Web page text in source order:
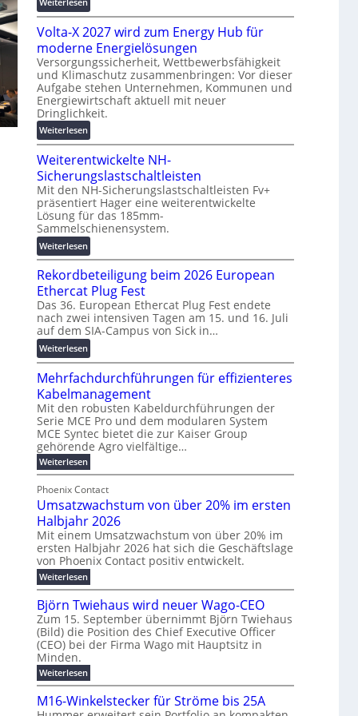
g
s
l
ö
s
u
n
g
e
n
t
z
u
n
d
d
i
g
i
t
e
T
r
a
n
s
r
e
n
z
M
a
s
c
h
i
n
e
n
b
a
u
:
F
o
r
s
c
h
u
n
g
s
f
ö
r
d
e
r
u
n
g
b
r
a
u
c
h
t
m
e
h
r
T
e
m
p
u
Volta-X 2027 wird zum Energy Hub für
moderne Energielösungen
Versorgungssicherheit, Wettbewerbsfähigkeit
und Klimaschutz zusammenbringen: Vor dieser
Aufgabe stehen Unternehmen, Kommunen und
Energiewirtschaft aktuell mit neuer
Dringlichkeit.
Weiterlesen:
V
o
l
t
a
-
X
2
0
2
7
w
i
r
z
u
E
n
e
r
g
y
H
u
b
f
ü
r
m
o
d
e
r
n
E
n
e
Weiterentwickelte NH-
Sicherungslastschaltleisten
Mit den NH-Sicherungslastschaltleisten Fv+
präsentiert Hager eine weiterentwickelte
Lösung für das 185mm-
Sammelschienensystem.
Weiterlesen:
W
e
i
t
e
r
n
t
i
c
k
e
l
t
e
N
H
-
S
i
c
h
e
r
u
n
s
l
a
Rekordbeteiligung beim 2026 European
Ethercat Plug Fest
Das 36. European Ethercat Plug Fest endete
nach zwei intensiven Tagen am 15. und 16. Juli
auf dem SIA-Campus von Sick in…
Weiterlesen:
R
e
k
o
r
d
b
e
t
e
i
l
i
g
u
n
g
b
e
i
m
2
0
6
Mehrfachdurchführungen für effizienteres
Kabelmanagement
Mit den robusten Kabeldurchführungen der
Serie MCE Pro und dem modularen System
MCE Syntec bietet die zur Kaiser Group
gehörende Agro vielfältige…
Weiterlesen:
M
h
r
f
a
c
h
d
u
r
h
f
ü
h
r
u
n
g
e
n
Phoenix Contact
Umsatzwachstum von über 20% im ersten
Halbjahr 2026
Mit einem Umsatzwachstum von über 20% im
ersten Halbjahr 2026 hat sich die Geschäftslage
von Phoenix Contact positiv entwickelt.
Weiterlesen:
U
m
s
a
t
z
a
c
h
s
t
Björn Twiehaus wird neuer Wago-CEO
Zum 15. September übernimmt Björn Twiehaus
(Bild) die Position des Chief Executive Officer
(CEO) bei der Firma Wago mit Hauptsitz in
Minden.
Weiterlesen:
B
ö
M16-Winkelstecker für Ströme bis 25A